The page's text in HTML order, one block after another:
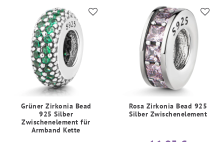
Grüner Zirkonia Bead
925 Silber
Zwischenelement für
Armband Kette
Rosa Zirkonia Bead 925
Silber Zwischenelement